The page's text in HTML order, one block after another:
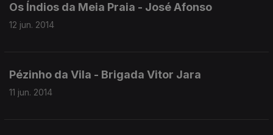
Os Índios da Meia Praia - José Afonso
12 jun. 2014
Pézinho da Vila - Brigada Vitor Jara
11 jun. 2014